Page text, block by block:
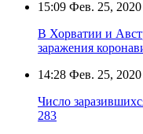
15:09 Фев. 25, 2020
В Хорватии и
заражения
14:28 Фев. 25, 2020
Число
283